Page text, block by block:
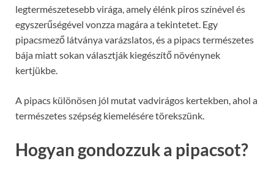
legtermészetesebb virága, amely élénk piros színével és
egyszerűségével vonzza magára a tekintetet. Egy
pipacsmező látványa varázslatos, és a pipacs természetes
bája miatt sokan választják kiegészítő növénynek
kertjükbe.
A pipacs különösen jól mutat vadvirágos kertekben, ahol a
természetes szépség kiemelésére törekszünk.
Hogyan gondozzuk a pipacsot?